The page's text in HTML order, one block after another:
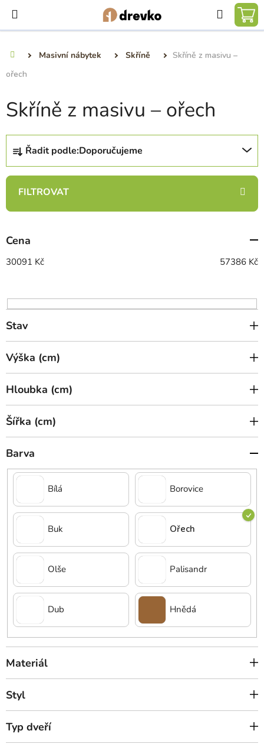
obsah
Hledat
Masivní nábytek Skříně
Skříně z masivu –
ořech
Skříně z masivu – ořech
Ř
z
n
p
r
o
u
k
t
ů
Řadit podle:Doporučujeme
Cena
30091 Kč 57386 Kč
Stav
Výška (cm)
Hloubka (cm)
Šířka (cm)
Barva
Bílá Borovice
Buk Ořech
Olše Palisandr
Dub Hnědá
Materiál
Styl
Typ dveří